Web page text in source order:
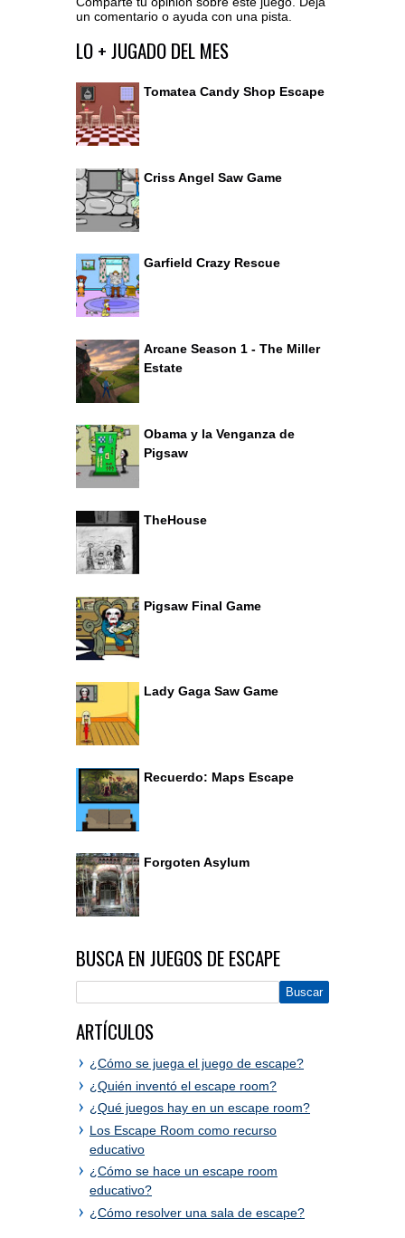
un comentario o ayuda con una pista.
Ir al editor de comentarios
LO + JUGADO DEL MES
Tomatea Candy Shop Escape
Criss Angel Saw Game
Garfield Crazy Rescue
Arcane Season 1 - The Miller
Estate
Obama y la Venganza de
Pigsaw
TheHouse
Pigsaw Final Game
Lady Gaga Saw Game
Recuerdo: Maps Escape
Forgoten Asylum
BUSCA EN JUEGOS DE ESCAPE
ARTÍCULOS
¿Cómo se juega el juego de escape?
¿Quién inventó el escape room?
¿Qué juegos hay en un escape room?
Los Escape Room como recurso
educativo
¿Cómo se hace un escape room
educativo?
¿Cómo resolver una sala de escape?